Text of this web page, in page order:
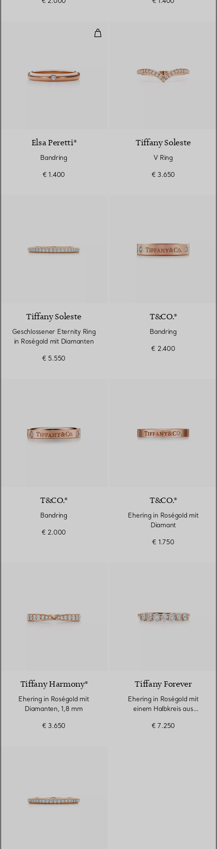
Bandring
Elsa Peretti®
Bandring
€ 1.400
Tiffany Soleste
V Ring
€ 3.650
Tiffany Soleste
Geschlossener Eternity Ring
in Roségold mit Diamanten
€ 5.550
T&CO.®
Bandring
€ 2.400
T&CO.®
Bandring
€ 2.000
T&CO.®
Ehering in Roségold mit
Diamant
€ 1.750
Tiffany Harmony®
Ehering in Roségold mit
Diamanten, 1,8 mm
€ 3.650
Tiffany Forever
Ehering in Roségold mit
einem Halbkreis aus
€ 7.250